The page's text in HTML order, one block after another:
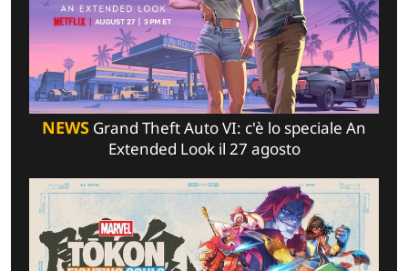
NEWS Grand Theft Auto VI: c'è lo speciale An
Extended Look il 27 agosto